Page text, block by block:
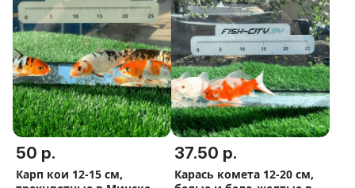
50 р.
Карп кои 12-15 см,
37.50 р.
Карась комета 12-20 см,